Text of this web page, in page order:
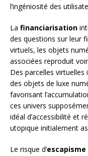
l’ingéniosité des
La financiarisation
des questions sur leur
virtuels, les objets
associées reproduit
Des parcelles virtuelles
des objets de luxe
favorisant
ces univers
idéal d’accessibilité et
utopique initialement
Le risque d’